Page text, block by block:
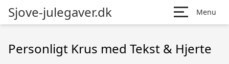
Sjove-julegaver.dk Menu
Personligt Krus med Tekst & Hjerte